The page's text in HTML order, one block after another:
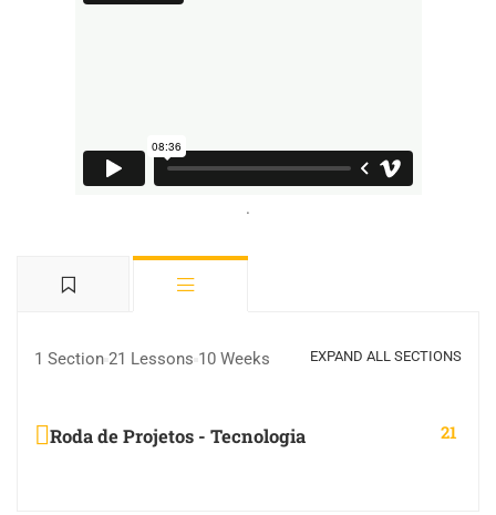
.
1 Section 21 Lessons 10 Weeks EXPAND ALL SECTIONS
Roda de Projetos - Tecnologia 21